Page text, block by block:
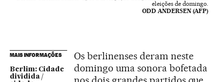
eleições de domingo.
ODD ANDERSEN (AFP)
MAIS INFORMAÇÕES
Berlim: Cidade
dividida /
Os berlinenses deram neste
domingo uma sonora bofetada